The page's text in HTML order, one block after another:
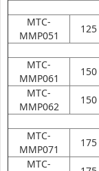
MTC-
MMP051
125
MTC-
MMP061
150
MTC-
MMP062
150
MTC-
MMP071
175
MTC-